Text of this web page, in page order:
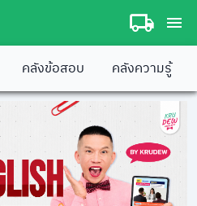
คลังข้อสอบ คลังความรู้